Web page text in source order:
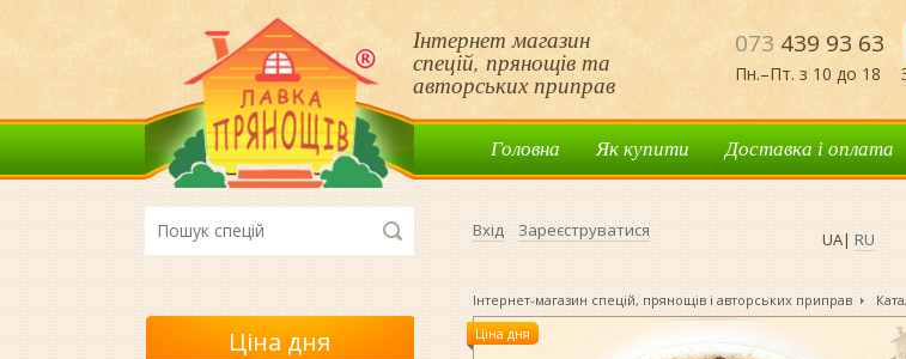
Інтернет магазин
спецій, прянощів та
авторських приправ
073 439 93 63
Пн.–Пт. з 10 до 18
Головна Як купити Доставка і оплата
Вхід Зареєструватися UA| RU
Інтернет-магазин спецій, прянощів і авторських приправ
Ціна дня Ціна дня